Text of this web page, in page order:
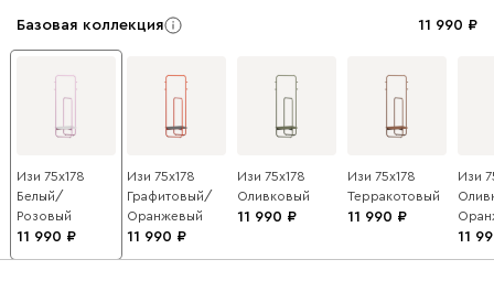
Базовая коллекция 11 990
Изи 75x178
Белый/
Розовый
11 990
Изи 75x178
Графитовый/
Оранжевый
11 990
Изи 75x178
Оливковый
11 990
Изи 75x178
Терракотовый
11 990
Изи
11